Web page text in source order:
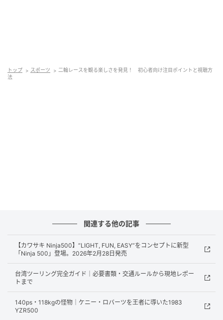
選手権も「MotoGP」と呼ばれることが多い。年間20
戦以上で競われ、日本GPも開催。来季は小椋藍がアプ
リリア機で最高峰に昇格するので、ぜひ現地で応援し
たい。ちなみにホルヘ・マルティン（24覇者）、フラ
ンチェスコ・バニャイヤ（22、23王者）、マルク・マ
ルケス（6度の王座）が3強。速さを求めてテールカウ
ルに恐竜のような背びれまで生やしたマシンの姿は異
トップ スポーツ
二輪レースを観る楽しさを発見！ 初心者向け注目ポイントと視聴方
法
関連する他の記事
【カワサキ Ninja500】“LIGHT, FUN, EASY”をコンセプトに新型
「Ninja 500」登場。2026年2月28日発売
台湾ツーリング完全ガイド｜必要書類・交通ルールから現地レポー
トまで
140ps・118kgの怪物｜ケニー・ロバーツを王者に導いた1983
YZR500